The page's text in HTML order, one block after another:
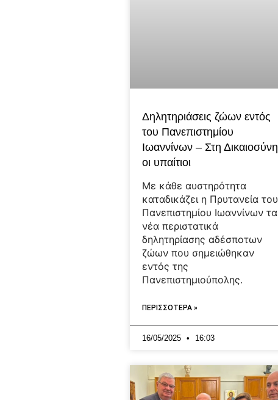
Δηλητηριάσεις ζώων εντός
του Πανεπιστημίου
Ιωαννίνων – Στη Δικαιοσύνη
οι υπαίτιοι
Με κάθε αυστηρότητα
καταδικάζει η Πρυτανεία του
Πανεπιστημίου Ιωαννίνων τα
νέα περιστατικά
δηλητηρίασης αδέσποτων
ζώων που σημειώθηκαν
εντός της
Πανεπιστημιούπολης.
ΠΕΡΙΣΣΟΤΕΡΑ »
16/05/2025 16:03